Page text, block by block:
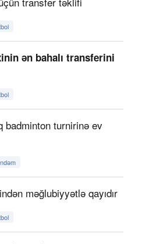
ən bahalı transferini
badminton turnirinə ev
məğlubiyyətlə qayıdır